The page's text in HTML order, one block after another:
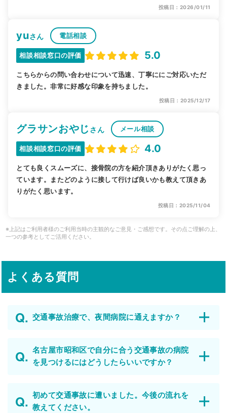
投稿日：2026/01/11
yuさん 電話相談
相談相談窓口の評価 5.0
こちらからの問い合わせについて迅速、丁寧ににご対応いただ
きました。非常に好感な印象を持ちました。
投稿日：2025/12/17
グラサンおやじ さん メール相談
相談相談窓口の評価 4.0
とても良くスムーズに、接骨院の方を紹介頂きありがたく思っ
ています。またどのように接して行けば良いかも教えて頂きあ
りがたく思います。
投稿日：2025/11/04
※上記はご利用者様のご利用当時の主観的なご意見・ご感想です。その点ご理解の上、
一つの参考としてご活用ください。
よくある質問
交通事故治療で、夜間病院に通えますか？
名古屋市昭和区で自分に合う交通事故の病院
を見つけるにはどうしたらいいですか？
初めて交通事故に遭いました。今後の流れを
教えてください。